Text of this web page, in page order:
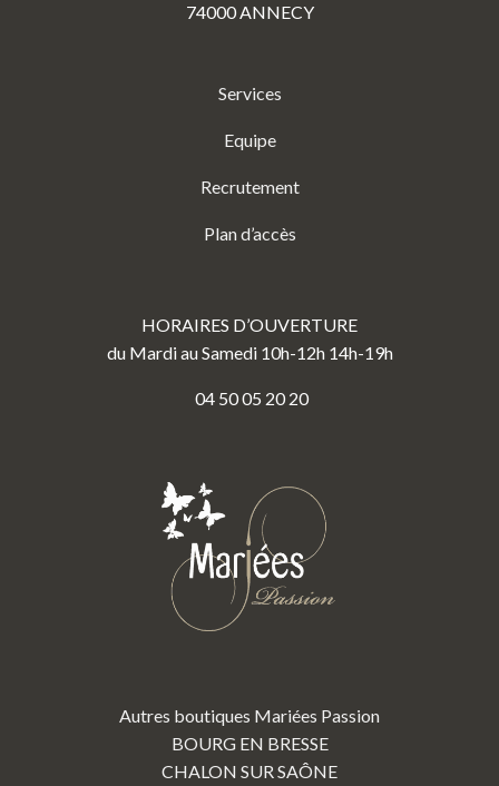
74000 ANNECY
Services
Equipe
Recrutement
Plan d’accès
HORAIRES D’OUVERTURE
du Mardi au Samedi 10h-12h 14h-19h
04 50 05 20 20
Autres boutiques Mariées Passion
BOURG EN BRESSE
CHALON SUR SAÔNE